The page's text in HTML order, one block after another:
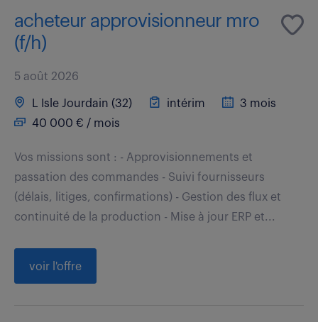
acheteur approvisionneur mro
(f/h)
5 août 2026
L Isle Jourdain (32) intérim
3 mois
40 000 € / mois
Vos missions sont : - Approvisionnements et
passation des commandes - Suivi fournisseurs
(délais, litiges, confirmations) - Gestion des flux et
continuité de la production - Mise à jour ERP et...
voir l'offre